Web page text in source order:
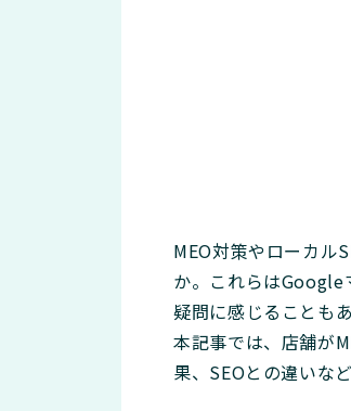
MEO対策やローカル
か。これらはGoogle
疑問に感じることも
本記事では、店舗が
果、SEOとの違いな